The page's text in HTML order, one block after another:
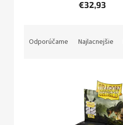
€32,93
Odporúčame Najlacnejšie